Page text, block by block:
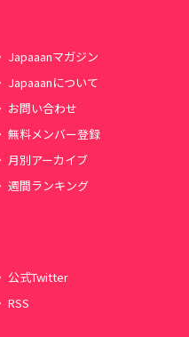
Japaaanマガジン
Japaaanについて
お問い合わせ
無料メンバー登録
月別アーカイブ
週間ランキング
公式Twitter
RSS